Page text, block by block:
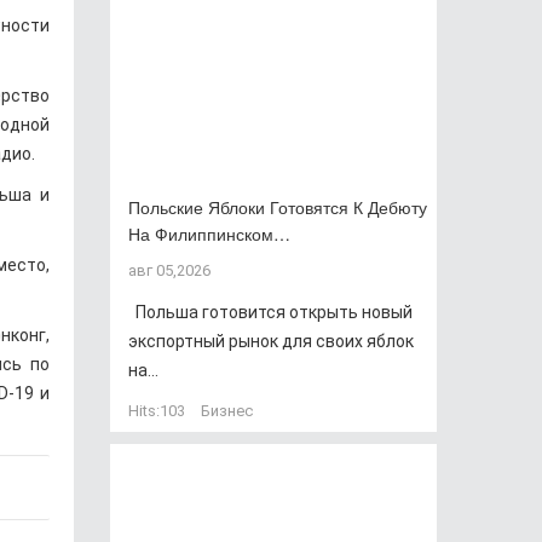
и
по
19 и
Польские Яблоки Готовятся К Дебюту
На Филиппинском…
авг 05,2026
Польша готовится открыть новый
экспортный рынок для своих яблок
на...
Hits:103 Бизнес